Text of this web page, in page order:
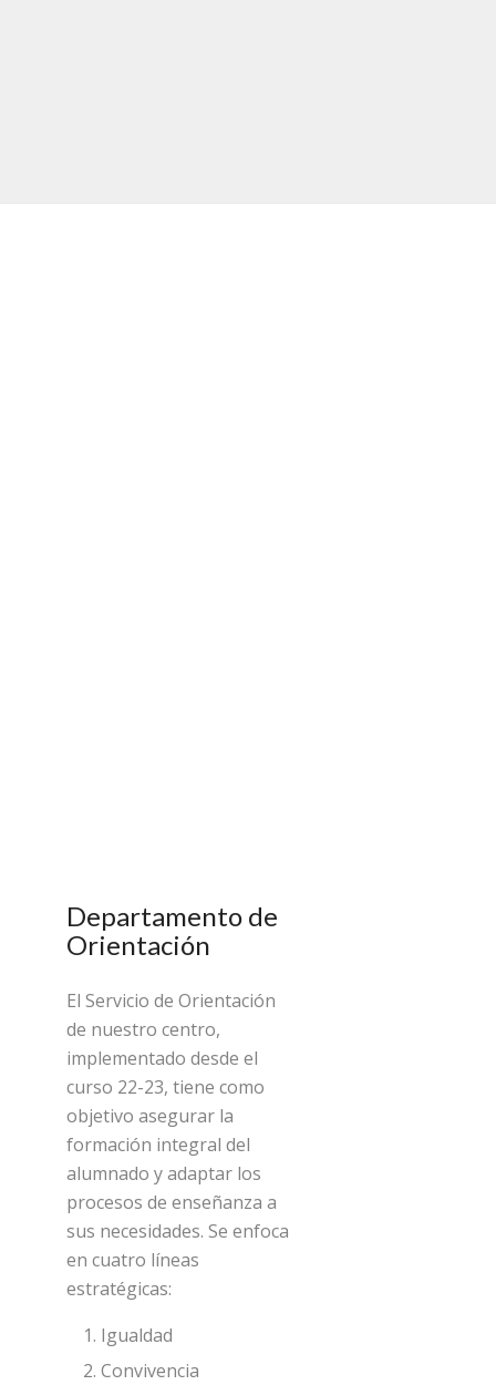
Departamento de
Orientación
El Servicio de Orientación
de nuestro centro,
implementado desde el
curso 22-23, tiene como
objetivo asegurar la
formación integral del
alumnado y adaptar los
procesos de enseñanza a
sus necesidades. Se enfoca
en cuatro líneas
estratégicas:
Igualdad
Convivencia